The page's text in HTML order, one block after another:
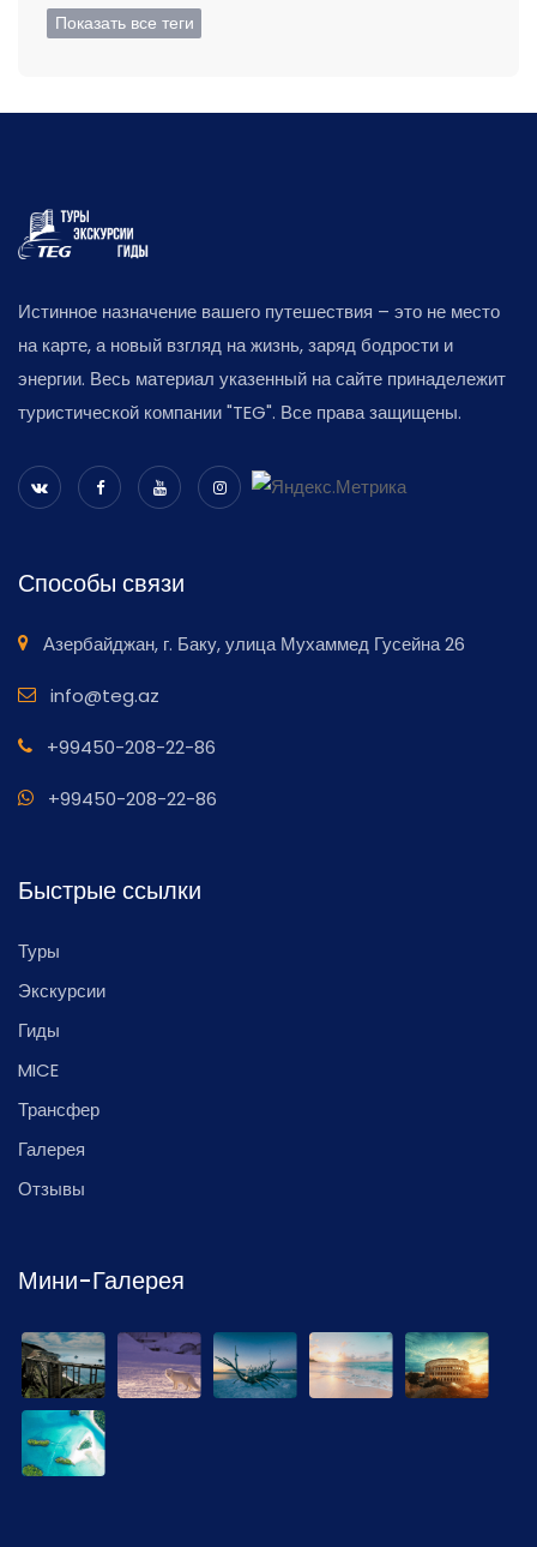
Показать все теги
Истинное назначение вашего путешествия – это не место
на карте, а новый взгляд на жизнь, заряд бодрости и
энергии. Весь материал указенный на сайте принадележит
туристической компании "TEG". Все права защищены.
Способы связи
Азербайджан, г. Баку, улица Мухаммед Гусейна 26
info@teg.az
+99450-208-22-86
+99450-208-22-86
Быстрые ссылки
Туры
Экскурсии
Гиды
MICE
Трансфер
Галерея
Отзывы
Мини-Галерея